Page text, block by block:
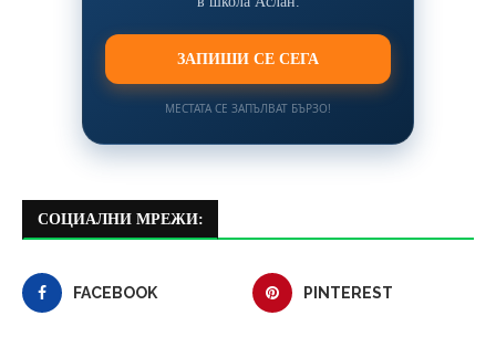
ЗАПИШИ СЕ СЕГА
МЕСТАТА СЕ ЗАПЪЛВАТ БЪРЗО!
СОЦИАЛНИ МРЕЖИ:
FACEBOOK PINTEREST